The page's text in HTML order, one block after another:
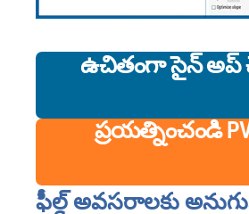
ఉచితంగా సైన్
ప్రయత్నించండి
ఫీల్డ్ అవసరాలకు